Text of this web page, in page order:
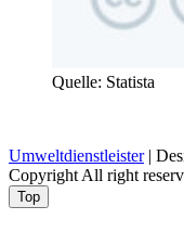
Quelle: Statista
Umweltdienstleister|
Copyright All right
Top